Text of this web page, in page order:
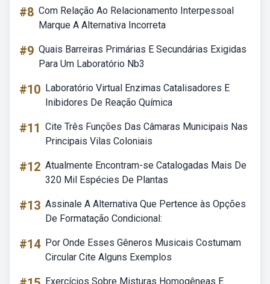
#8 Com Relação Ao Relacionamento Interpessoal
Marque A Alternativa Incorreta
#9 Quais Barreiras Primárias E Secundárias Exigidas
Para Um Laboratório Nb3
#10 Laboratório Virtual Enzimas Catalisadores E
Inibidores De Reação Química
#11 Cite Três Funções Das Câmaras Municipais Nas
Principais Vilas Coloniais
#12 Atualmente Encontram-se Catalogadas Mais De
320 Mil Espécies De Plantas
#13 Assinale A Alternativa Que Pertence às Opções
De Formatação Condicional:
#14 Por Onde Esses Gêneros Musicais Costumam
Circular Cite Alguns Exemplos
Exercícios Sobre Misturas Homogêneas E